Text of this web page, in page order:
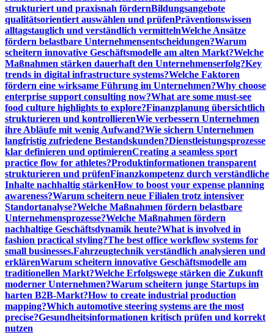
strukturiert und praxisnah fördernBildungsangebote
qualitätsorientiert auswählen und prüfenPräventionswissen
alltagstauglich und verständlich vermittelnWelche Ansätze
fördern belastbare Unternehmensentscheidungen?Warum
scheitern innovative Geschäftsmodelle am alten Markt?Welche
Maßnahmen stärken dauerhaft den Unternehmenserfolg?Key
trends in digital infrastructure systems?Welche Faktoren
fördern eine wirksame Führung im Unternehmen?Why choose
enterprise support consulting now?What are some must-see
food culture highlights to explore?Finanzplanung übersichtlich
strukturieren und kontrollierenWie verbessern Unternehmen
ihre Abläufe mit wenig Aufwand?Wie sichern Unternehmen
langfristig zufriedene Bestandskunden?Dienstleistungsprozesse
klar definieren und optimierenCreating a seamless sport
practice flow for athletes?Produktinformationen transparent
strukturieren und prüfenFinanzkompetenz durch verständliche
Inhalte nachhaltig stärkenHow to boost your expense planning
awareness?Warum scheitern neue Filialen trotz intensiver
Standortanalyse?Welche Maßnahmen fördern belastbare
Unternehmensprozesse?Welche Maßnahmen fördern
nachhaltige Geschäftsdynamik heute?What is involved in
fashion practical styling?The best office workflow systems for
small businesses.Fahrzeugtechnik verständlich analysieren und
erklärenWarum scheitern innovative Geschäftsmodelle am
traditionellen Markt?Welche Erfolgswege stärken die Zukunft
moderner Unternehmen?Warum scheitern junge Startups im
harten B2B-Markt?How to create industrial production
mapping?Which automotive steering systems are the most
precise?Gesundheitsinformationen kritisch prüfen und korrekt
nutzen